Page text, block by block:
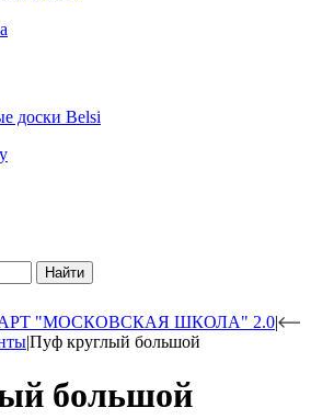
доски Belsi
Найти
"МОСКОВСКАЯ ШКОЛА" 2.0|
|Пуф круглый большой
большой